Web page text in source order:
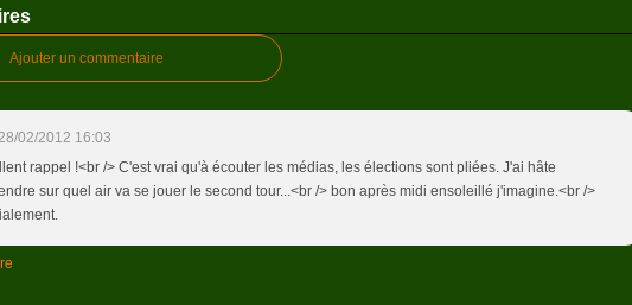
Ajouter un commentaire
02/2012 16:03
rappel !<br /> C'est vrai qu'à écouter les médias, les élections sont pliées. J'ai hâte
sur quel air va se jouer le second tour...<br /> bon après midi ensoleillé j'imagine.<br />